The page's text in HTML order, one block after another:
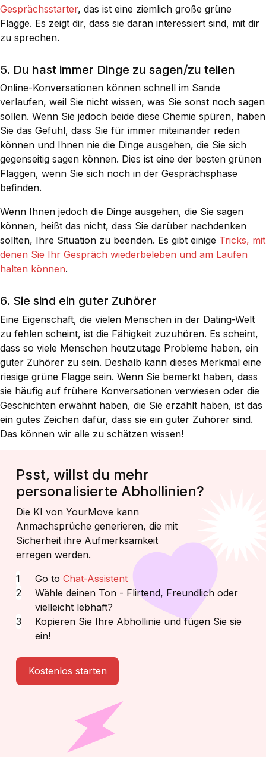
Gesprächsstarter, das ist eine ziemlich große grüne
Flagge. Es zeigt dir, dass sie daran interessiert sind, mit dir
zu sprechen.
5. Du hast immer Dinge zu sagen/zu teilen
Online-Konversationen können schnell im Sande
verlaufen, weil Sie nicht wissen, was Sie sonst noch sagen
sollen. Wenn Sie jedoch beide diese Chemie spüren, haben
Sie das Gefühl, dass Sie für immer miteinander reden
können und Ihnen nie die Dinge ausgehen, die Sie sich
gegenseitig sagen können. Dies ist eine der besten grünen
Flaggen, wenn Sie sich noch in der Gesprächsphase
befinden.
Wenn Ihnen jedoch die Dinge ausgehen, die Sie sagen
können, heißt das nicht, dass Sie darüber nachdenken
sollten, Ihre Situation zu beenden. Es gibt einige Tricks, mit
denen Sie Ihr Gespräch wiederbeleben und am Laufen
halten können.
6. Sie sind ein guter Zuhörer
Eine Eigenschaft, die vielen Menschen in der Dating-Welt
zu fehlen scheint, ist die Fähigkeit zuzuhören. Es scheint,
dass so viele Menschen heutzutage Probleme haben, ein
guter Zuhörer zu sein. Deshalb kann dieses Merkmal eine
riesige grüne Flagge sein. Wenn Sie bemerkt haben, dass
sie häufig auf frühere Konversationen verwiesen oder die
Geschichten erwähnt haben, die Sie erzählt haben, ist das
ein gutes Zeichen dafür, dass sie ein guter Zuhörer sind.
Das können wir alle zu schätzen wissen!
Psst, willst du mehr
personalisierte Abhollinien?
Die KI von YourMove kann
Anmachsprüche generieren, die mit
Sicherheit ihre Aufmerksamkeit
erregen werden.
Go to Chat-Assistent
Wähle deinen Ton - Flirtend, Freundlich oder
vielleicht lebhaft?
Kopieren Sie Ihre Abhollinie und fügen Sie sie
ein!
Kostenlos starten